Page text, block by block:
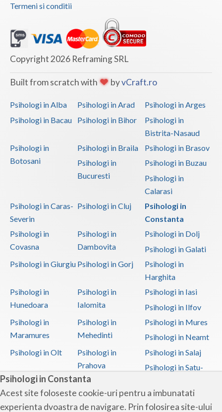
Psihologi in Constanta
Acest site foloseste cookie-uri pentru a imbunatati
experienta dvoastra de navigare. Prin folosirea site-ului
Termeni si conditii
Copyright 2026 Reframing SRL
Built from scratch with byvCraft.ro
Psihologi in Alba Psihologi in Arad
Psihologi in Arges
Psihologi in Bacau
Psihologi in Bihor
Psihologi in
Bistrita-Nasaud
Psihologi in
Botosani
Psihologi in Braila
Psihologi in Brasov
Psihologi in
Bucuresti
Psihologi in Buzau
Psihologi in
Calarasi
Psihologi in Caras-
Severin
Psihologi in Cluj
Psihologi in
Constanta
Psihologi in
Covasna
Psihologi in
Dambovita
Psihologi in Dolj
Psihologi in Galati
Psihologi in Giurgiu Psihologi in Gorj
Psihologi in
Harghita
Psihologi in
Hunedoara
Psihologi in
Ialomita
Psihologi in Iasi
Psihologi in Ilfov
Psihologi in
Maramures
Psihologi in
Mehedinti
Psihologi in Mures
Psihologi in Neamt
Psihologi in Olt
Psihologi in
Prahova
Psihologi in Salaj
Psihologi in Satu-
Psihologi in Sibiu
Psihologi in
Suceava
Psihologi in
Teleorman